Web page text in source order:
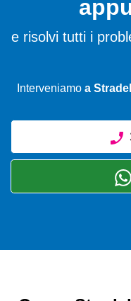
e risolvi tutti i
Interveniamo a